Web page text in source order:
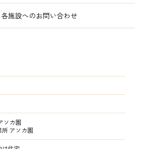
各施設へのお問い合わせ
ソカ園
アソカ園